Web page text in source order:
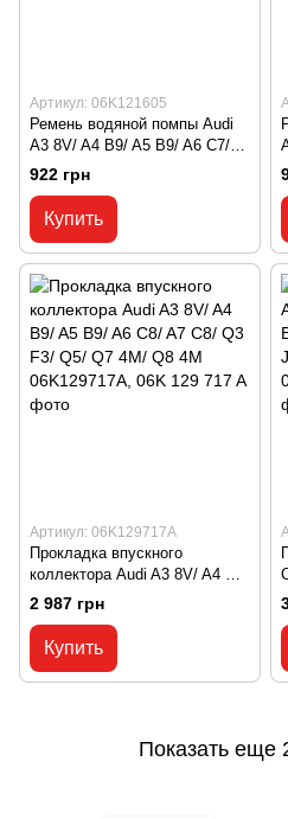
Артикул: 06K121605
Ремень водяной помпы Audi
A3 8V/ A4 B9/ A5 B9/ A6 C7/
A6 C8/ A7 C8/ Q7 4M/ TT MK3/
Seat Ateca KH7 06K121605,
06K 121 605
922 грн
Купить
Артикул: 06K129717A
Прокладка впускного
коллектора Audi A3 8V/ A4 B9/
A5 B9/ A6 C8/ A7 C8/ Q3 F3/
Q5/ Q7 4M/ Q8 4M
06K129717A, 06K 129 717 A
2 987 грн
Купить
Показать еще